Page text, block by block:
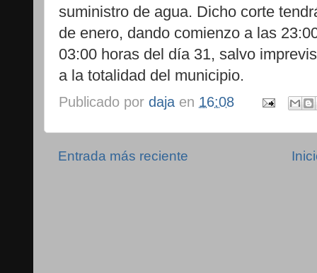
suministro de agua. Dicho corte
de enero, dando comienzo a las
03:00 horas del día 31, salvo
a la totalidad del municipio.
Publicado por daja en 16:08
Entrada más reciente